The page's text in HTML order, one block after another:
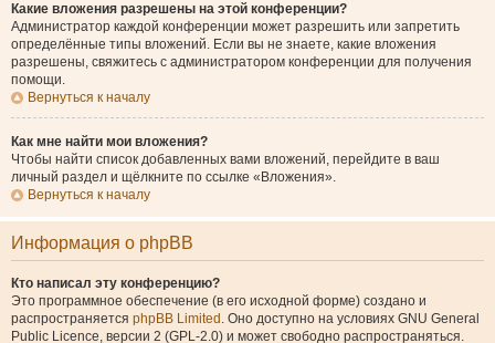
Какие вложения разрешены на этой конференции?
Администратор каждой конференции может разрешить или запретить
определённые типы вложений. Если вы не знаете, какие вложения
разрешены, свяжитесь с администратором конференции для получения
помощи.
Вернуться к началу
Как мне найти мои вложения?
Чтобы найти список добавленных вами вложений, перейдите в ваш
личный раздел и щёлкните по ссылке «Вложения».
Вернуться к началу
Информация о phpBB
Кто написал эту конференцию?
Это программное обеспечение (в его исходной форме) создано и
распространяется phpBB Limited . Оно доступно на условиях GNU General
Public Licence, версии 2 (GPL-2.0) и может свободно распространяться.